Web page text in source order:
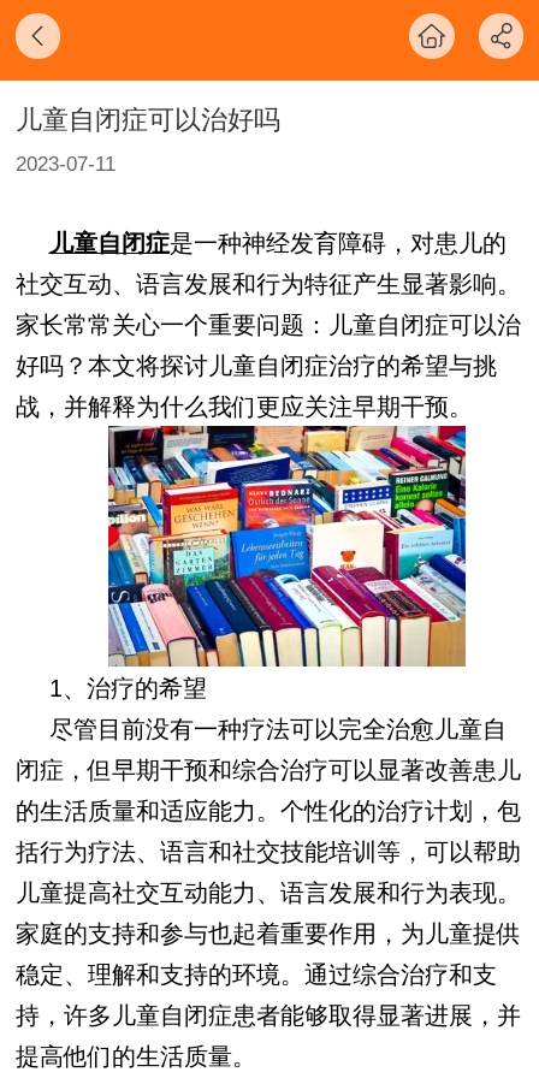
儿童自闭症可以治好吗
2023-07-11
儿童自闭症是一种神经发育障碍，对患儿的
社交互动、语言发展和行为特征产生显著影响。
家长常常关心一个重要问题：儿童自闭症可以治
好吗？本文将探讨儿童自闭症治疗的希望与挑
战，并解释为什么我们更应关注早期干预。
1、治疗的希望
尽管目前没有一种疗法可以完全治愈儿童自
闭症，但早期干预和综合治疗可以显著改善患儿
的生活质量和适应能力。个性化的治疗计划，包
括行为疗法、语言和社交技能培训等，可以帮助
儿童提高社交互动能力、语言发展和行为表现。
家庭的支持和参与也起着重要作用，为儿童提供
稳定、理解和支持的环境。通过综合治疗和支
持，许多儿童自闭症患者能够取得显著进展，并
提高他们的生活质量。